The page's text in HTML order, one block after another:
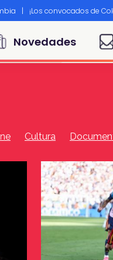
| ¡Los convocados de
Novedades
Cultura